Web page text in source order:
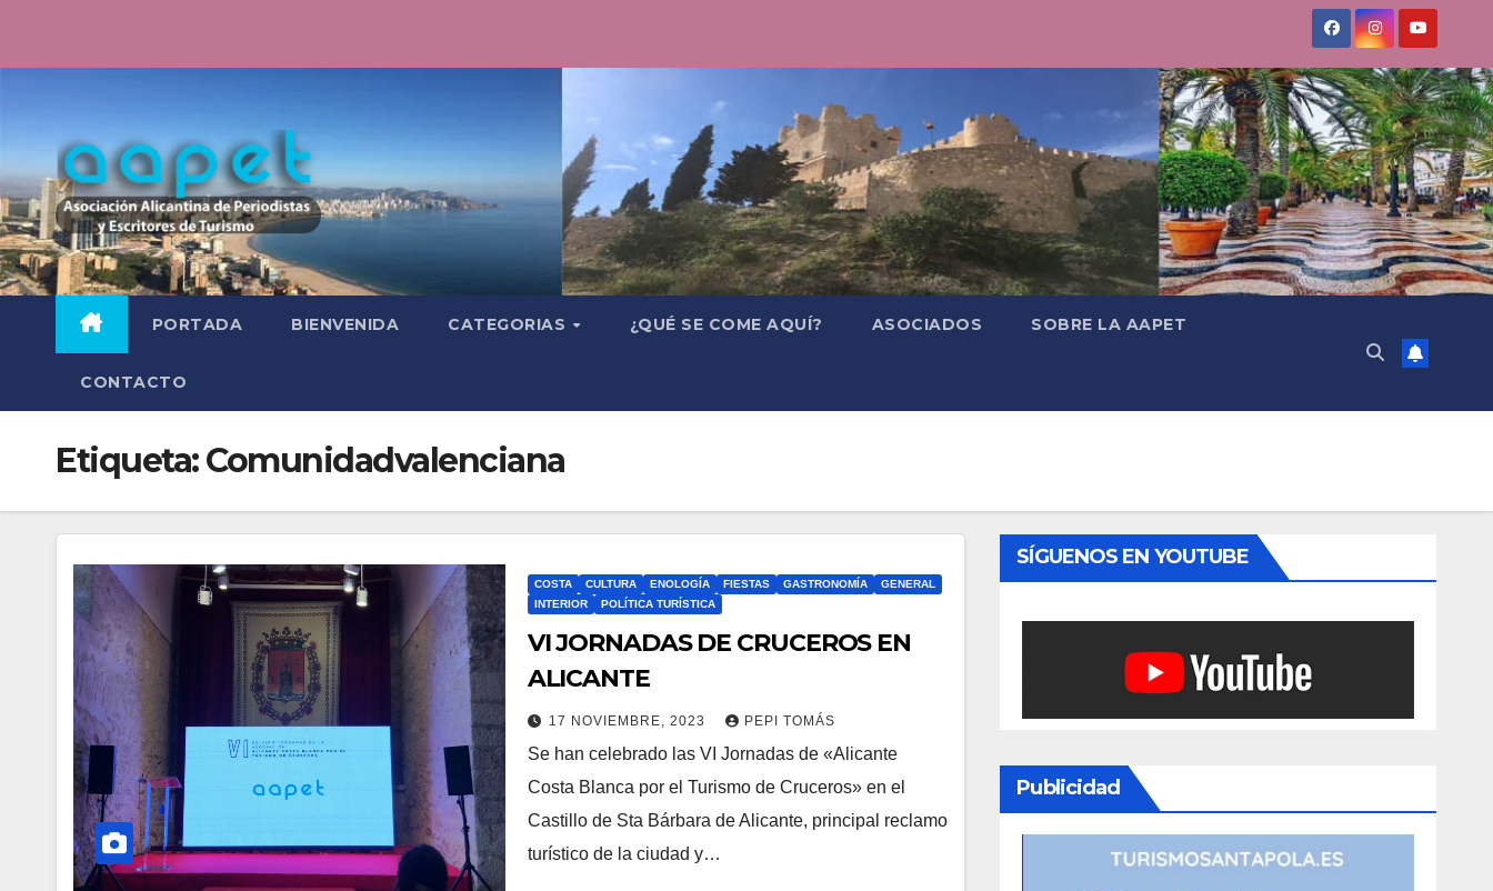
PORTADA BIENVENIDA CATEGORIAS ¿QUÉ SE COME AQUÍ? ASOCIADOS SOBRE LA AAPET
CONTACTO
Etiqueta:Comunidadvalenciana
COSTA CULTURA ENOLOGÍA FIESTAS GASTRONOMÍA
GENERAL
INTERIOR
POLÍTICA TURÍSTICA
VI JORNADAS DE CRUCEROS EN
ALICANTE
17 NOVIEMBRE, 2023 PEPI TOMÁS
Se han celebrado las VI Jornadas de «Alicante
Costa Blanca por el Turismo de Cruceros» en el
Castillo de Sta Bárbara de Alicante, principal reclamo
turístico de la ciudad y…
SÍGUENOS EN YOUTUBE
Publicidad